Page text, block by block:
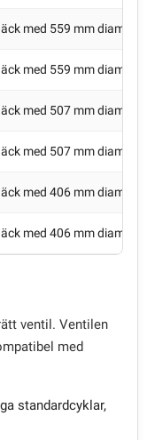
med 559 mm diameter
med 559 mm diameter
med 507 mm diameter
med 507 mm diameter
med 406 mm diameter
med 406 mm diameter
ventil. Ventilen
med
standardcyklar,